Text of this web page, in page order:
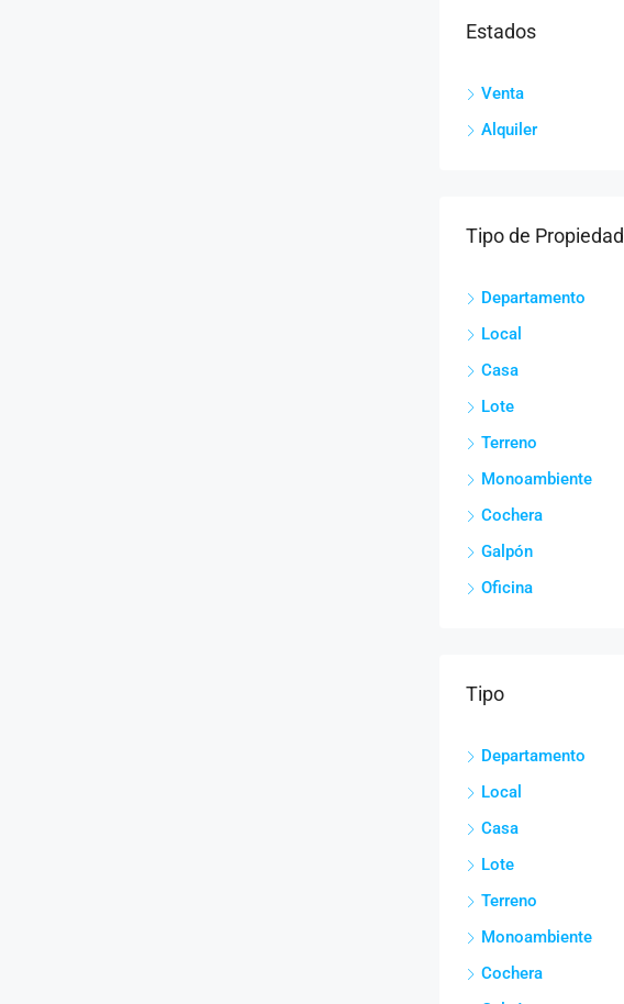
Estados
Venta
Alquiler
Tipo de Propiedad
Departamento
Local
Casa
Lote
Terreno
Monoambiente
Cochera
Galpón
Oficina
Tipo
Departamento
Local
Casa
Lote
Terreno
Monoambiente
Cochera